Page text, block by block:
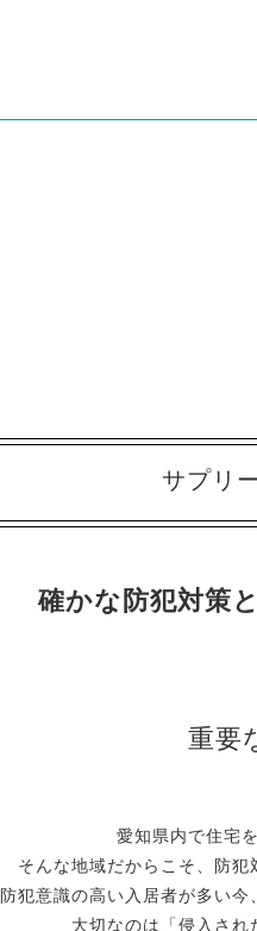
サプリ
確かな防犯対策
重要
愛知県内で住宅
そんな地域だからこそ、防犯
防犯意識の高い入居者が多い今
大切なのは「侵入され